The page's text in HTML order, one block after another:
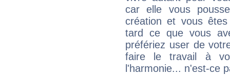
car elle vous
création et vous
tard ce que vous
préfériez user de
faire le travail à
l'harmonie... n'est-ce